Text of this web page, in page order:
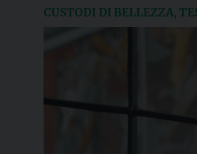
CUSTODI DI BELLEZZA,